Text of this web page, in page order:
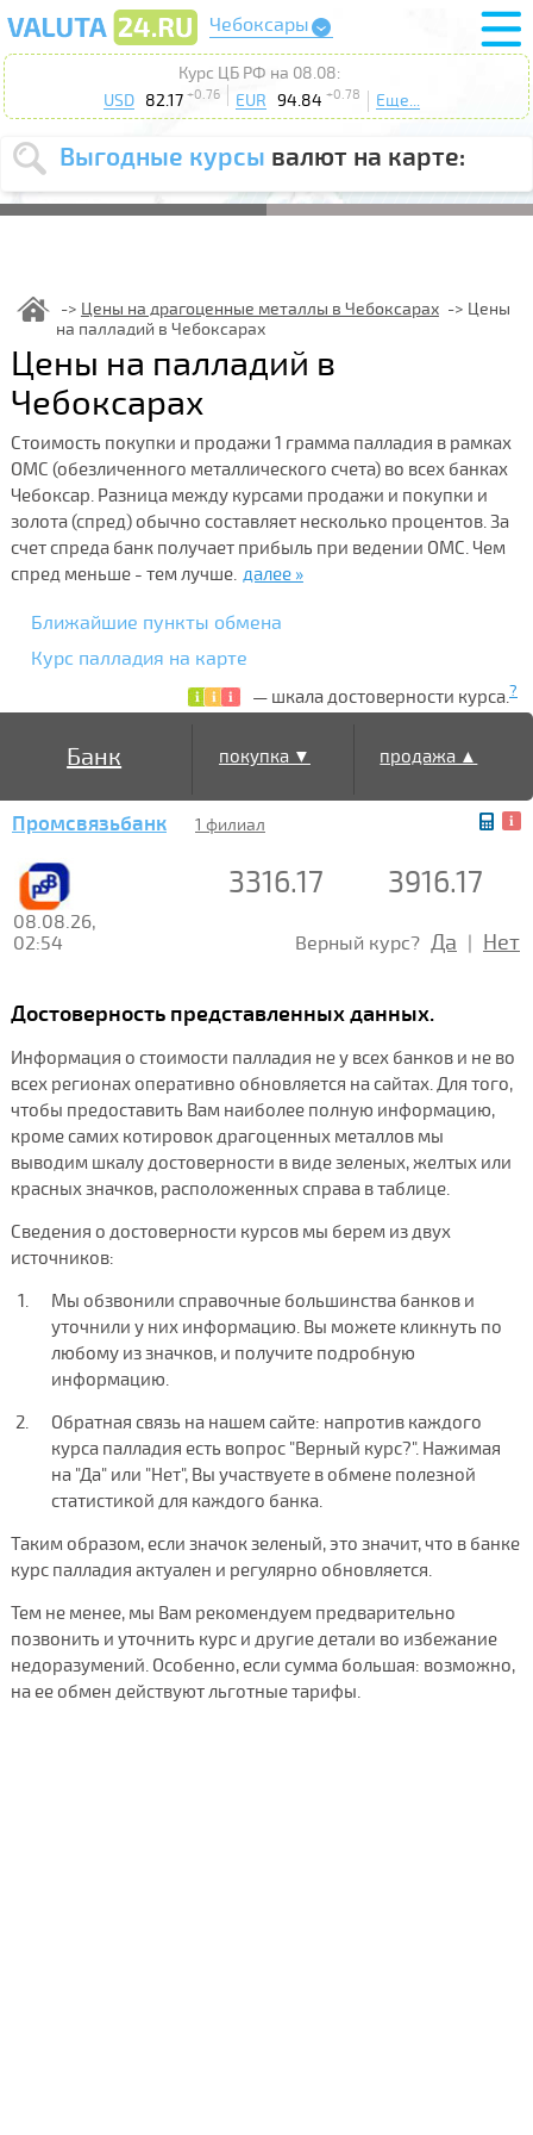
Чебоксары
Курс ЦБ РФ на 08.08:
USD
82.17 +0.76 EUR 94.84 +0.78 Еще...
Выгодные курсы валют на карте:
Выберите
USD EUR
курс от
Выберите
действие:
Цены на драгоценные металлы в Чебоксарах
Цены
на палладий в Чебоксарах
Цены на палладий в
Чебоксарах
Стоимость покупки и продажи 1 грамма палладия в рамках
ОМС (обезличенного металлического счета) во всех банках
Чебоксар. Разница между курсами продажи и покупки и
золота (спред) обычно составляет несколько процентов. За
счет спреда банк получает прибыль при ведении ОМС. Чем
спред меньше - тем лучше. далее »
Ближайшие пункты обмена
Курс палладия на карте
— шкала достоверности курса.?
Банк покупка ▼ продажа ▲
Промсвязьбанк 1 филиал
3316.17 3916.17
08.08.26,
02:54
Верный курс? Да | Нет
Достоверность представленных данных.
Информация о стоимости палладия не у всех банков и не во
всех регионах оперативно обновляется на сайтах. Для того,
чтобы предоставить Вам наиболее полную информацию,
кроме самих котировок драгоценных металлов мы
выводим шкалу достоверности в виде зеленых, желтых или
красных значков, расположенных справа в таблице.
Сведения о достоверности курсов мы берем из двух
источников:
Мы обзвонили справочные большинства банков и
уточнили у них информацию. Вы можете кликнуть по
любому из значков, и получите подробную
информацию.
Обратная связь на нашем сайте: напротив каждого
курса палладия есть вопрос "Верный курс?". Нажимая
на "Да" или "Нет", Вы участвуете в обмене полезной
статистикой для каждого банка.
Таким образом, если значок зеленый, это значит, что в банке
курс палладия актуален и регулярно обновляется.
Тем не менее, мы Вам рекомендуем предварительно
позвонить и уточнить курс и другие детали во избежание
недоразумений. Особенно, если сумма большая: возможно,
на ее обмен действуют льготные тарифы.